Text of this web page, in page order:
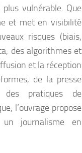
vulnérable. Que
et met en visibilité
risques (biais,
des algorithmes et
et la réception
de la presse
des pratiques de
l’ouvrage propose
journalisme en